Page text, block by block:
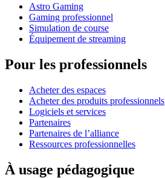
Astro Gaming
Gaming professionnel
Simulation de course
Équipement de streaming
Pour les professionnels
Acheter des espaces
Acheter des produits professionnels
Logiciels et services
Partenaires
Partenaires de l’alliance
Ressources professionnelles
À usage pédagogique